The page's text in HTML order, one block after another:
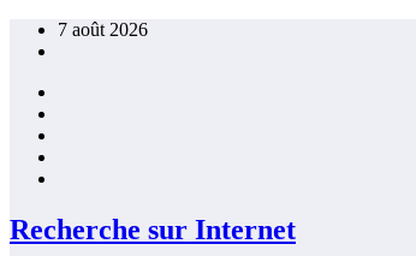
Aller
7 août 2026
Recherche sur Internet